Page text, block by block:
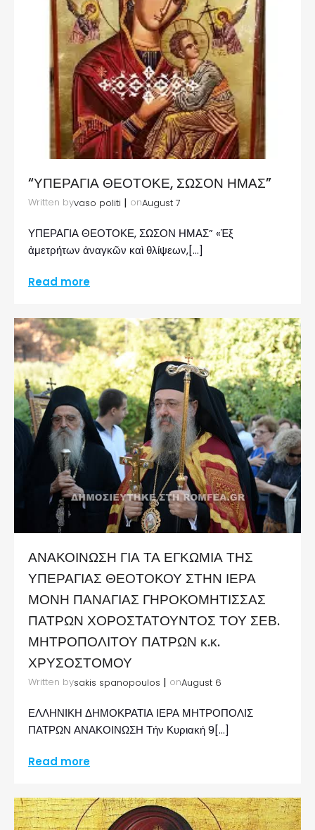
“ΥΠΕΡΑΓΙΑ ΘΕΟΤΟΚΕ, ΣΩΣΟΝ ΗΜΑΣ”
Written byvaso politi | onAugust 7
ΥΠΕΡΑΓΙΑ ΘΕΟΤΟΚΕ, ΣΩΣΟΝ ΗΜΑΣ” «Ἐξ
ἀμετρήτων ἀναγκῶν καὶ θλίψεων,[…]
Read more
ΑΝΑΚΟΙΝΩΣΗ ΓΙΑ ΤΑ ΕΓΚΩΜΙΑ ΤΗΣ
ΥΠΕΡΑΓΙΑΣ ΘΕΟΤΟΚΟΥ ΣΤΗΝ ΙΕΡΑ
ΜΟΝΗ ΠΑΝΑΓΙΑΣ ΓΗΡΟΚΟΜΗΤΙΣΣΑΣ
ΠΑΤΡΩΝ ΧΟΡΟΣΤΑΤΟΥΝΤΟΣ ΤΟΥ ΣΕΒ.
ΜΗΤΡΟΠΟΛΙΤΟΥ ΠΑΤΡΩΝ κ.κ.
ΧΡΥΣΟΣΤΟΜΟΥ
Written bysakis spanopoulos | onAugust 6
ΕΛΛΗΝΙΚΗ ΔΗΜΟΚΡΑΤΙΑ ΙΕΡΑ ΜΗΤΡΟΠΟΛΙΣ
ΠΑΤΡΩΝ ΑΝΑΚΟΙΝΩΣΗ Τήν Κυριακή 9[…]
Read more